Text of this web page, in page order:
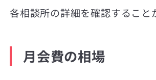
各相談所の詳細を確認すること
月会費の相場